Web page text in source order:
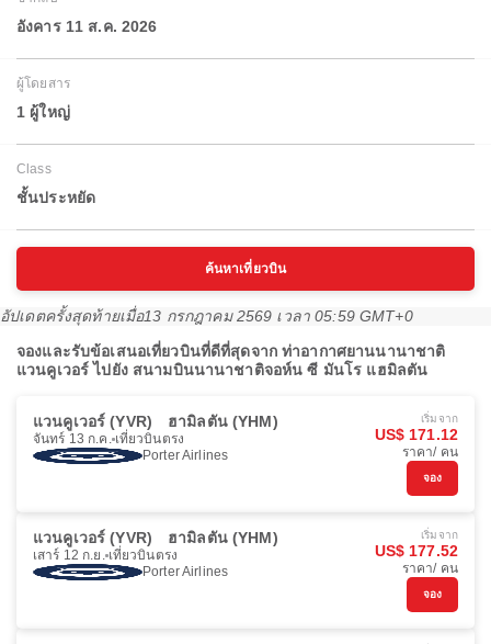
อังคาร 11 ส.ค. 2026
ผู้โดยสาร
1 ผู้ใหญ่
Class
ชั้นประหยัด
ค้นหาเที่ยวบิน
อัปเดตครั้งสุดท้ายเมื่อ13 กรกฎาคม 2569 เวลา 05:59 GMT+0
จองและรับข้อเสนอเที่ยวบินที่ดีที่สุดจาก ท่าอากาศยานนานาชาติ
แวนคูเวอร์ ไปยัง สนามบินนานาชาติจอห์น ซี มันโร แฮมิลตัน
แวนคูเวอร์ (YVR) ฮามิลตัน (YHM)
จันทร์ 13 ก.ค. เที่ยวบินตรง
Porter Airlines
เริ่มจาก
US$ 171.12
ราคา/ คน
จอง
แวนคูเวอร์ (YVR) ฮามิลตัน (YHM)
เสาร์ 12 ก.ย. เที่ยวบินตรง
Porter Airlines
เริ่มจาก
US$ 177.52
ราคา/ คน
จอง